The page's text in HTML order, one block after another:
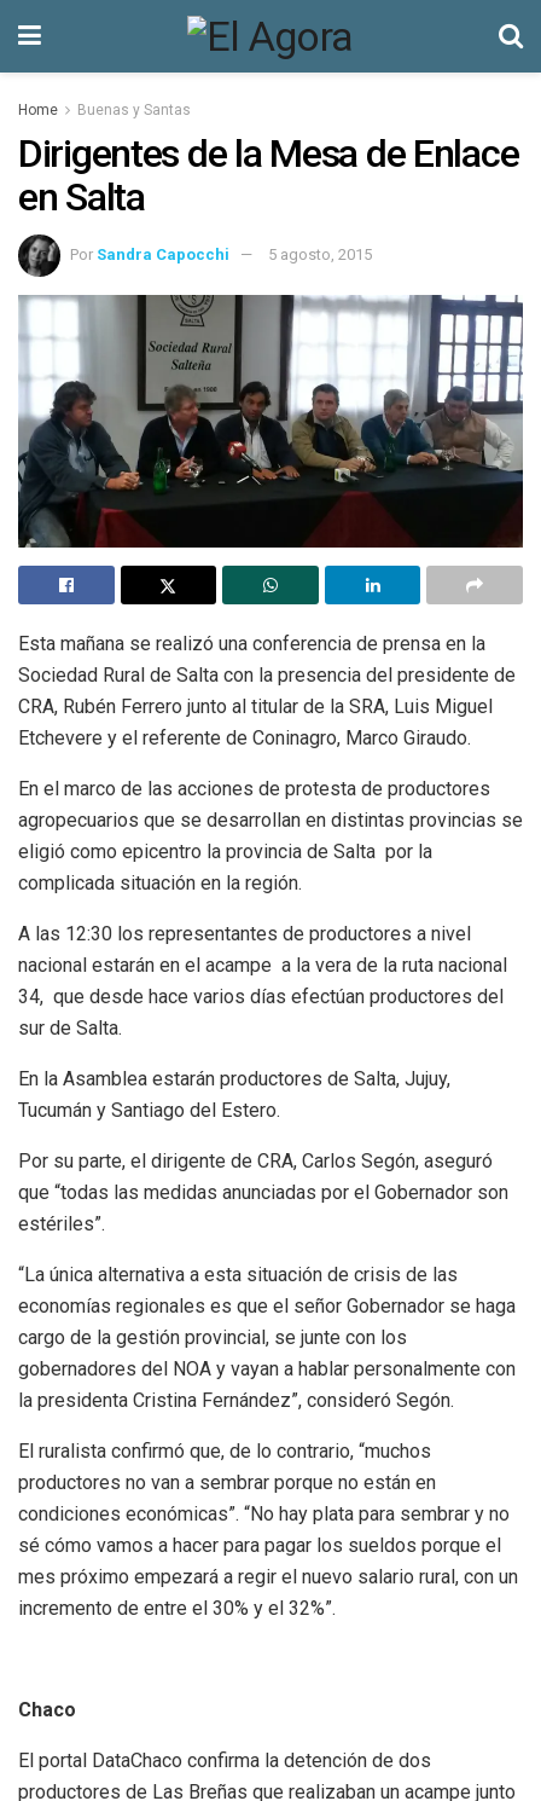
Home Buenas y Santas
Dirigentes de la Mesa de Enlace
en Salta
Por Sandra Capocchi 5 agosto, 2015
Esta mañana se realizó una conferencia de prensa en la
Sociedad Rural de Salta con la presencia del presidente de
CRA, Rubén Ferrero junto al titular de la SRA, Luis Miguel
Etchevere y el referente de Coninagro, Marco Giraudo.
En el marco de las acciones de protesta de productores
agropecuarios que se desarrollan en distintas provincias se
eligió como epicentro la provincia de Salta por la
complicada situación en la región.
A las 12:30 los representantes de productores a nivel
nacional estarán en el acampe a la vera de la ruta nacional
34, que desde hace varios días efectúan productores del
sur de Salta.
En la Asamblea estarán productores de Salta, Jujuy,
Tucumán y Santiago del Estero.
Por su parte, el dirigente de CRA, Carlos Segón, aseguró
que “todas las medidas anunciadas por el Gobernador son
estériles”.
“La única alternativa a esta situación de crisis de las
economías regionales es que el señor Gobernador se haga
cargo de la gestión provincial, se junte con los
gobernadores del NOA y vayan a hablar personalmente con
la presidenta Cristina Fernández”, consideró Segón.
El ruralista confirmó que, de lo contrario, “muchos
productores no van a sembrar porque no están en
condiciones económicas”. “No hay plata para sembrar y no
sé cómo vamos a hacer para pagar los sueldos porque el
mes próximo empezará a regir el nuevo salario rural, con un
incremento de entre el 30% y el 32%”.
Chaco
El portal DataChaco confirma la detención de dos
productores de Las Breñas que realizaban un acampe junto